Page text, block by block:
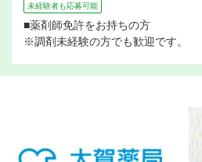
未経験者も応募可能
■薬剤師免許をお持ちの方
※調剤未経験の方でも歓迎です。